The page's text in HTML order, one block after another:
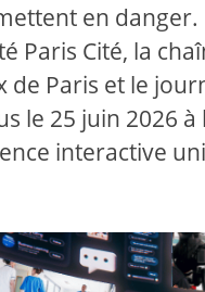
en
Paris Cité, la
Paris et le
le 25 juin 2026
interactive